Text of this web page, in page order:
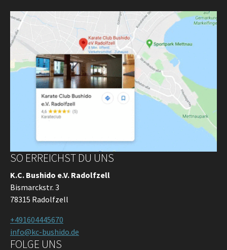
SO ERREICHST DU UNS
K.C. Bushido e.V. Radolfzell
Bismarckstr. 3
78315 Radolfzell
+491604445670
info@kc-bushido.de
FOLGE UNS